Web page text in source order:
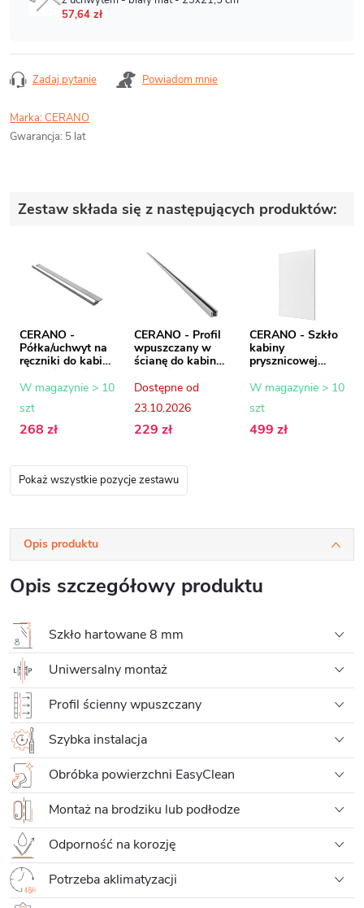
Zadaj pytanie Powiadom mnie
Marka:CERANO
Gwarancja: 5 lat
Zestaw składa się z następujących produktów:
CERANO -
Półka/uchwyt na
ręczniki do kabiny
walk-in - 8-10
do 160 cm
W magazynie > 10
szt
268 zł
CERANO - Profil
wpuszczany w
ścianę do kabin
typu walk-in - 8
- chrom - 200 cm
Dostępne od
23.10.2026
229 zł
CERANO - Szkło
kabiny
prysznicowej
szkło mrożone -
W magazynie > 10
szt
499 zł
Pokaż wszystkie pozycje zestawu
Opis produktu
Opis szczegółowy produktu
Szkło hartowane 8 mm
Uniwersalny montaż
Profil ścienny wpuszczany
Szybka instalacja
Obróbka powierzchni EasyClean
Montaż na brodziku lub podłodze
Odporność na korozję
Potrzeba aklimatyzacji